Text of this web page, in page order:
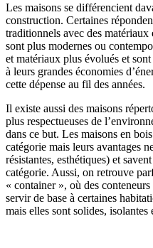
Les maisons se différencient
construction. Certaines
traditionnels avec des matériaux
sont plus modernes ou
et matériaux plus évolués et
à leurs grandes économies
cette dépense au fil des années.
Il existe aussi des maisons
plus respectueuses de
dans ce but. Les maisons en
catégorie mais leurs avantages
résistantes, esthétiques) et
catégorie. Aussi, on retrouve
« container », où des
servir de base à certaines
mais elles sont solides, isolantes